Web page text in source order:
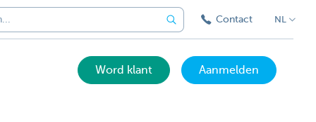
Contact NL
Word klant Aanmelden